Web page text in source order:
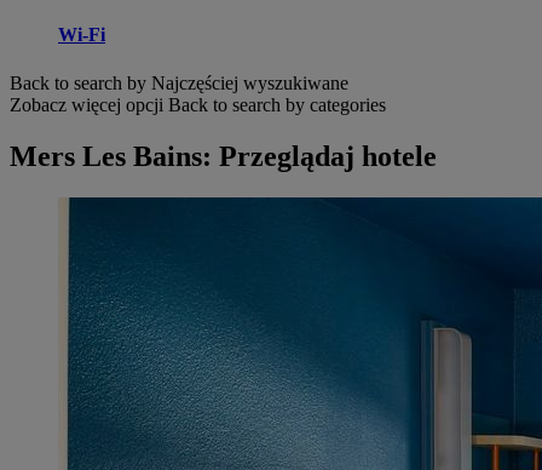
Wi-Fi
Back to search by Najczęściej wyszukiwane
Zobacz więcej opcji Back to search by categories
Mers Les Bains: Przeglądaj hotele